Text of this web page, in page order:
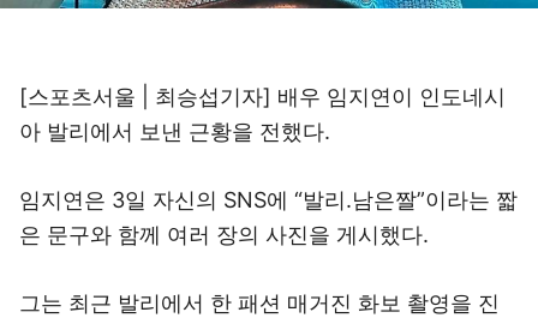
[스포츠서울 | 최승섭기자] 배우 임지연이 인도네시
아 발리에서 보낸 근황을 전했다.
임지연은 3일 자신의 SNS에 “발리.남은짤”이라는 짧
은 문구와 함께 여러 장의 사진을 게시했다.
그는 최근 발리에서 한 패션 매거진 화보 촬영을 진